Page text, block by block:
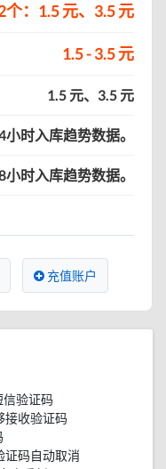
：1.5 元、3.5 元
1.5 - 3.5 元
1.5 元、3.5 元
时入库趋势数据。
时入库趋势数据。
充值账户
信验证码
接收验证码
证码自动取消